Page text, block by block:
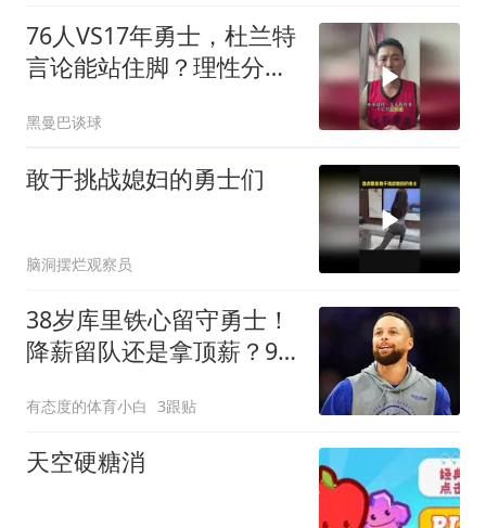
76人VS17年勇士，杜兰特
言论能站住脚？理性分析
黑曼巴谈球
敢于挑战媳妇的勇士们
脑洞摆烂观察员
38岁库里铁心留守勇士！
降薪留队还是拿顶薪？9
有态度的体育小白 3跟贴
天空硬糖消